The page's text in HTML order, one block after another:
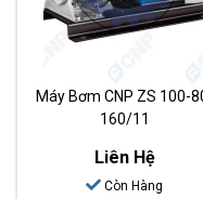
Máy Bơm CNP ZS 100-80-
160/11
Liên Hệ
Còn Hàng